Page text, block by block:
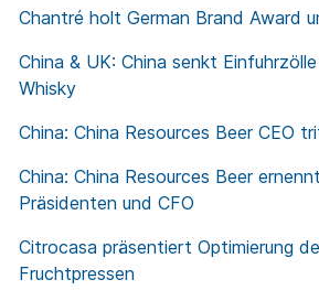
Chantré holt German Brand Award
China & UK: China senkt
Whisky
China: China Resources Beer CEO
China: China Resources Beer
Präsidenten und CFO
Citrocasa präsentiert Optimierung
Fruchtpressen